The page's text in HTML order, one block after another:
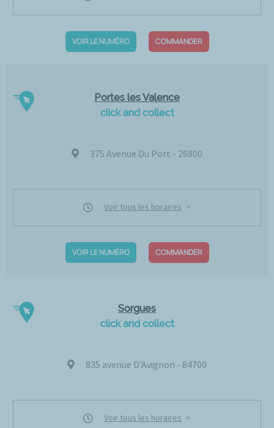
VOIR LE NUMÉRO COMMANDER
Portes les Valence
click and collect
375 Avenue Du Port - 26800
Voir tous les horaires
VOIR LE NUMÉRO COMMANDER
Sorgues
click and collect
835 avenue D'Avignon - 84700
Voir tous les horaires